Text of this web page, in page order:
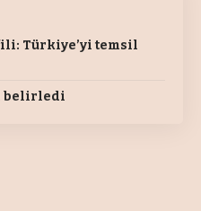
Türkiye’yi temsil
belirledi